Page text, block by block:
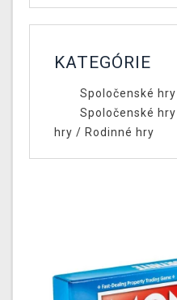
KATEGÓRIE
Spoločenské hry
Spoločenské hry
hry / Rodinné hry